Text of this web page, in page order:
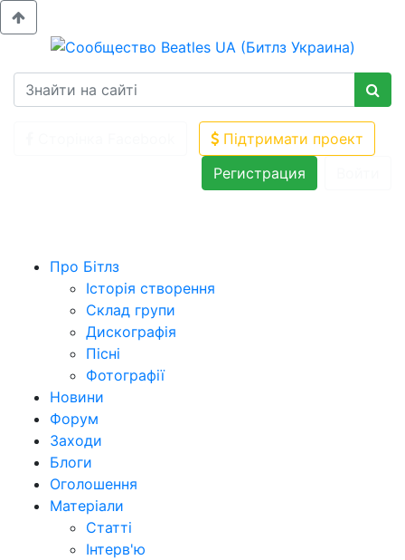
Підтримати проект
Регистрация
Про Бітлз
Історія створення
Склад групи
Дискографія
Пісні
Фотографії
Новини
Форум
Заходи
Блоги
Оголошення
Матеріали
Статті
Інтерв'ю